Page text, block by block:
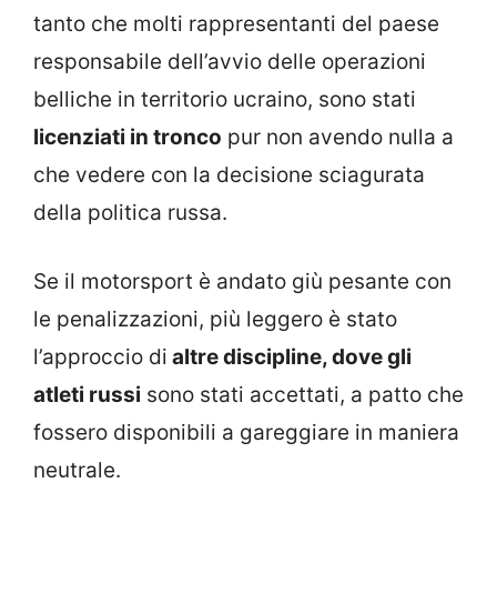
tanto che molti rappresentanti del paese
responsabile dell’avvio delle operazioni
belliche in territorio ucraino, sono stati
licenziati in tronco pur non avendo nulla a
che vedere con la decisione sciagurata
della politica russa.
Se il motorsport è andato giù pesante con
le penalizzazioni, più leggero è stato
l’approccio di altre discipline, dove gli
atleti russi sono stati accettati, a patto che
fossero disponibili a gareggiare in maniera
neutrale.